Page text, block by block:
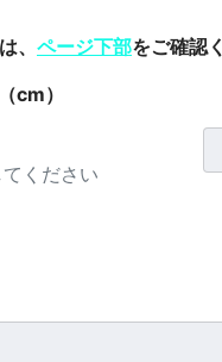
、 ページ下部をご確認
cm）
ください